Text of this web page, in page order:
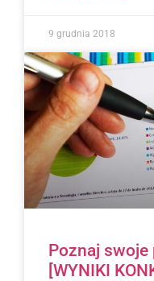
9 grudnia 2018
Poznaj swoje
[WYNIKI